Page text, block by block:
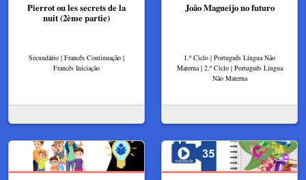
Pierrot ou les secrets de la
nuit (2ème partie)
Secundário | Francês Continuação |
Francês Iniciação
João Magueijo no futuro
1.º Ciclo | Português Língua Não
Materna | 2.º Ciclo | Português Língua
Não Materna